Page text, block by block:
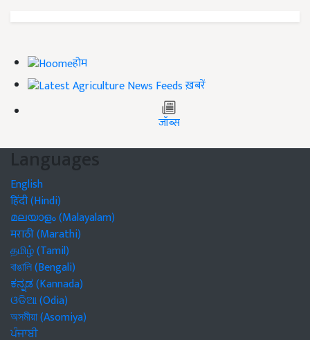
होम
ख़बरें
जॉब्स
Languages
English
हिंदी (Hindi)
മലയാളം (Malayalam)
मराठी (Marathi)
தமிழ் (Tamil)
বাঙালি (Bengali)
ಕನ್ನಡ (Kannada)
ଓଡିଆ (Odia)
অসমীয়া (Asomiya)
ਪੰਜਾਬੀ